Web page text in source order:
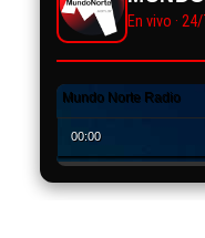
En vivo ·